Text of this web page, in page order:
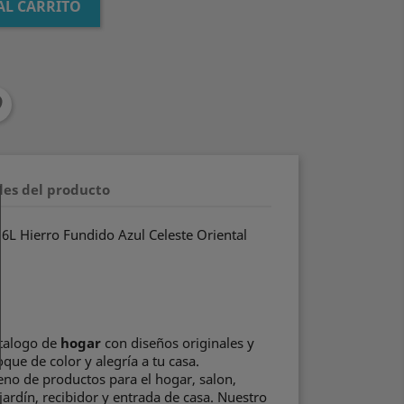
CARRITO
del producto
Hierro Fundido Azul Celeste Oriental
de hogar con diseños originales y
de color y alegría a tu casa.
de productos para el hogar, salon,
recibidor y entrada de casa. Nuestro